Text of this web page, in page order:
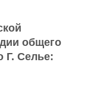
общего
Г. Селье: